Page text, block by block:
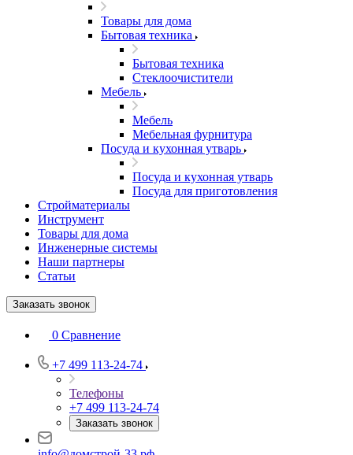
Товары для дома
Бытовая техника
Бытовая техника
Стеклоочистители
Мебель
Мебель
Мебельная фурнитура
Посуда и кухонная утварь
Посуда и кухонная утварь
Посуда для приготовления
Стройматериалы
Инструмент
Товары для дома
Инженерные системы
Наши партнеры
Статьи
Заказать звонок
0 Сравнение
+7 499 113-24-74
Телефоны
+7 499 113-24-74
Заказать звонок